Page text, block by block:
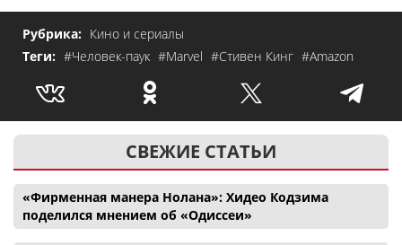
Рубрика: Кино и сериалы
Теги: #Человек-паук #Marvel #Стивен Кинг #Amazon
СВЕЖИЕ СТАТЬИ
«Фирменная манера Нолана»: Хидео Кодзима
поделился мнением об «Одиссеи»